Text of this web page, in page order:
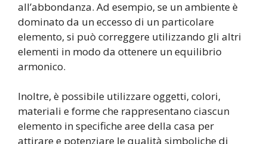
all’abbondanza. Ad esempio, se un ambiente è
dominato da un eccesso di un particolare
elemento, si può correggere utilizzando gli altri
elementi in modo da ottenere un equilibrio
armonico.
Inoltre, è possibile utilizzare oggetti, colori,
materiali e forme che rappresentano ciascun
elemento in specifiche aree della casa per
attirare e potenziare le qualità simboliche di